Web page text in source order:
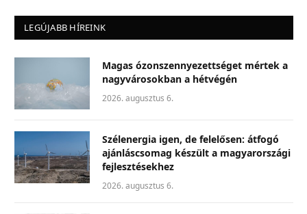
LEGÚJABB HÍREINK
Magas ózonszennyezettséget mértek a
nagyvárosokban a hétvégén
2026. augusztus 6.
Szélenergia igen, de felelősen: átfogó
ajánláscsomag készült a magyarországi
fejlesztésekhez
2026. augusztus 6.